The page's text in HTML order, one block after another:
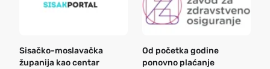
Sisačko-moslavačka
županija kao centar
Od početka godine
ponovno plaćanje